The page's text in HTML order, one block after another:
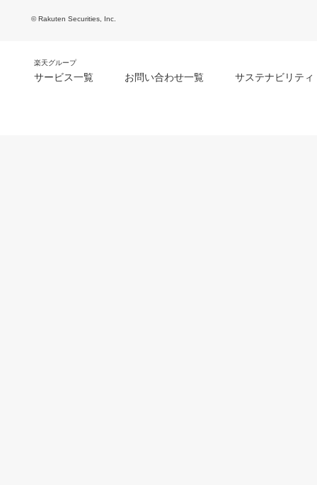
© Rakuten Securities, Inc.
楽天グループ
サービス一覧 お問い合わせ一覧 サステナビリティ